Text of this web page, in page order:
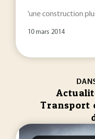
’une construction
10 mars 2014
Transport